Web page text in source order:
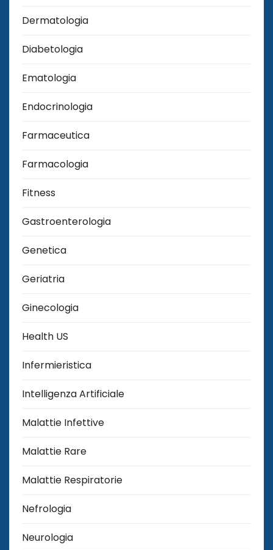
Dermatologia
Diabetologia
Ematologia
Endocrinologia
Farmaceutica
Farmacologia
Fitness
Gastroenterologia
Genetica
Geriatria
Ginecologia
Health US
Infermieristica
Intelligenza Artificiale
Malattie Infettive
Malattie Rare
Malattie Respiratorie
Nefrologia
Neurologia